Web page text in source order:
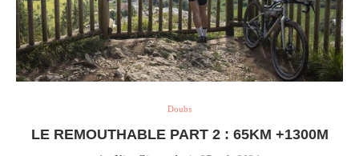
Doubs
LE REMOUTHABLE PART 2 : 65KM +1300M